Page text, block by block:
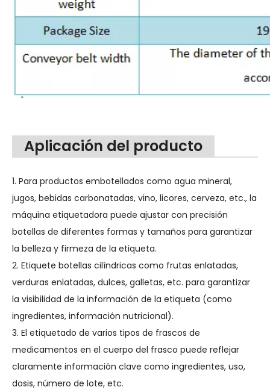
Aplicación del producto
1. Para productos embotellados como agua mineral,
jugos, bebidas carbonatadas, vino, licores, cerveza, etc., la
máquina etiquetadora puede ajustar con precisión
botellas de diferentes formas y tamaños para garantizar
la belleza y firmeza de la etiqueta.
2. Etiquete botellas cilíndricas como frutas enlatadas,
verduras enlatadas, dulces, galletas, etc. para garantizar
la visibilidad de la información de la etiqueta (como
ingredientes, información nutricional).
3. El etiquetado de varios tipos de frascos de
medicamentos en el cuerpo del frasco puede reflejar
claramente información clave como ingredientes, uso,
dosis, número de lote, etc.